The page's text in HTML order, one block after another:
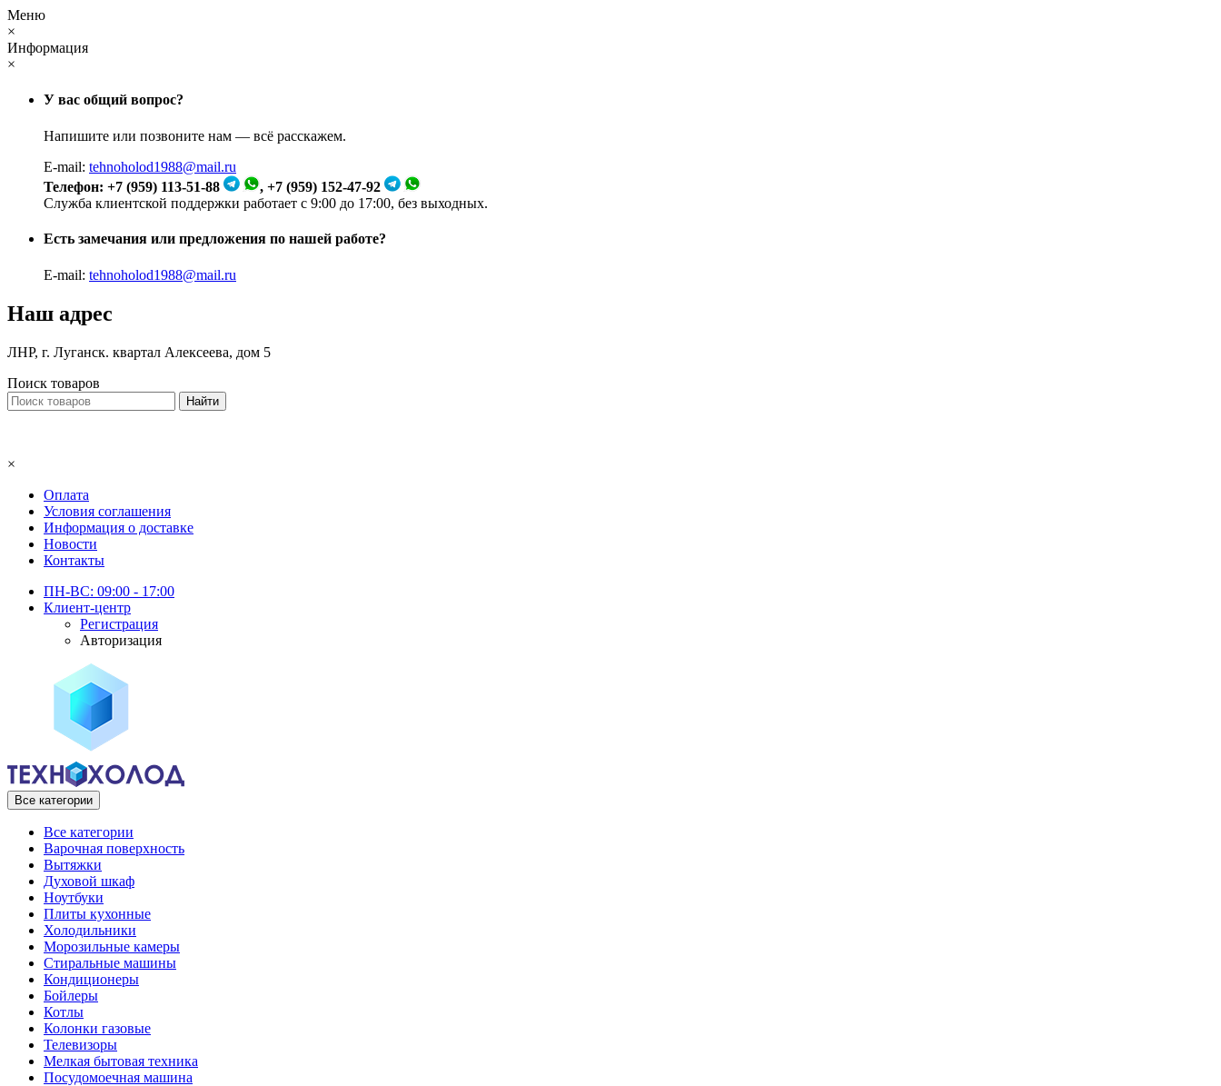
Меню
×
Информация
×
У вас общий вопрос?
Напишите или позвоните нам — всё расскажем.
E-mail: tehnoholod1988@mail.ru
Телефон: +7 (959) 113-51-88
, +7 (959) 152-47-92
Служба клиентской поддержки работает с 9:00 до 17:00, без выходных.
Есть замечания или предложения по нашей работе?
E-mail: tehnoholod1988@mail.ru
Наш адрес
ЛНР, г. Луганск. квартал Алексеева, дом 5
Поиск товаров
×
Оплата
Условия соглашения
Информация о доставке
Новости
Контакты
ПН-ВС: 09:00 - 17:00
Клиент-центр
Регистрация
Авторизация
Все категории
Все категории
Варочная поверхность
Вытяжки
Духовой шкаф
Ноутбуки
Плиты кухонные
Холодильники
Морозильные камеры
Стиральные машины
Кондиционеры
Бойлеры
Котлы
Колонки газовые
Телевизоры
Мелкая бытовая техника
Посудомоечная машина